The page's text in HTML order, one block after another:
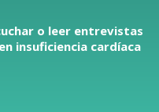
o leer entrevistas
insuficiencia cardíaca